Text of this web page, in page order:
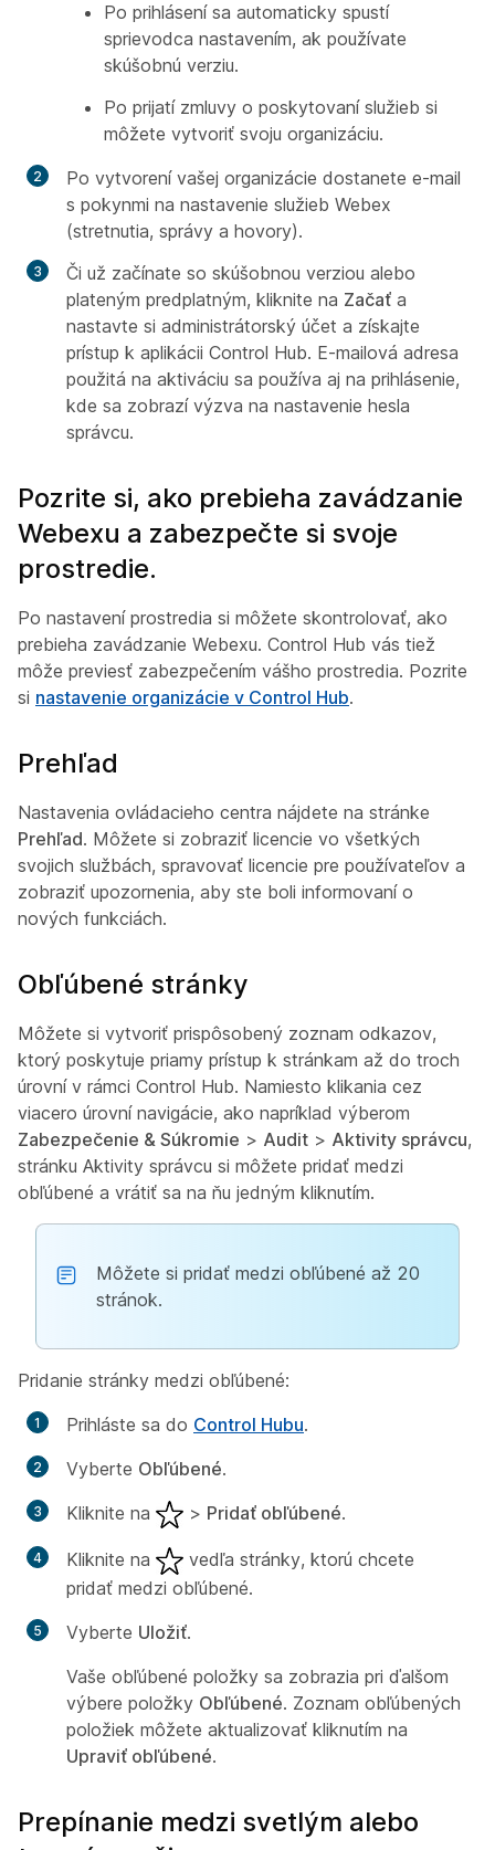
Po prihlásení sa automaticky spustí
sprievodca nastavením, ak používate
skúšobnú verziu.
Po prijatí zmluvy o poskytovaní služieb si
môžete vytvoriť svoju organizáciu.
Po vytvorení vašej organizácie dostanete e-mail
s pokynmi na nastavenie služieb Webex
(stretnutia, správy a hovory).
Či už začínate so skúšobnou verziou alebo
plateným predplatným, kliknite na Začať a
nastavte si administrátorský účet a získajte
prístup k aplikácii Control Hub. E-mailová adresa
použitá na aktiváciu sa používa aj na prihlásenie,
kde sa zobrazí výzva na nastavenie hesla
správcu.
Pozrite si, ako prebieha zavádzanie
Webexu a zabezpečte si svoje
prostredie.
Po nastavení prostredia si môžete skontrolovať, ako
prebieha zavádzanie Webexu. Control Hub vás tiež
môže previesť zabezpečením vášho prostredia. Pozrite
si nastavenie organizácie v Control Hub.
Prehľad
Nastavenia ovládacieho centra nájdete na stránke
Prehľad. Môžete si zobraziť licencie vo všetkých
svojich službách, spravovať licencie pre používateľov a
zobraziť upozornenia, aby ste boli informovaní o
nových funkciách.
Obľúbené stránky
Môžete si vytvoriť prispôsobený zoznam odkazov,
ktorý poskytuje priamy prístup k stránkam až do troch
úrovní v rámci Control Hub. Namiesto klikania cez
viacero úrovní navigácie, ako napríklad výberom
Zabezpečenie & Súkromie > Audit > Aktivity správcu,
stránku Aktivity správcu si môžete pridať medzi
obľúbené a vrátiť sa na ňu jedným kliknutím.
Môžete si pridať medzi obľúbené až 20
stránok.
Pridanie stránky medzi obľúbené:
Prihláste sa do Control Hubu.
Vyberte Obľúbené.
Kliknite na
> Pridať obľúbené.
Kliknite na
vedľa stránky, ktorú chcete
pridať medzi obľúbené.
Vyberte Uložiť.
Vaše obľúbené položky sa zobrazia pri ďalšom
výbere položky Obľúbené. Zoznam obľúbených
položiek môžete aktualizovať kliknutím na
Upraviť obľúbené.
Prepínanie medzi svetlým alebo